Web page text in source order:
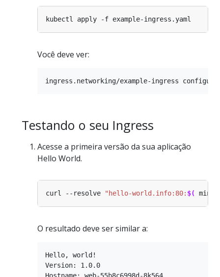
Você deve ver:
Testando o seu Ingress
Acesse a primeira versão da sua aplicação
Hello World.
curl --resolve "hello-world.info:80: $(
O resultado deve ser similar a:
Hello, world!
Version: 1.0.0